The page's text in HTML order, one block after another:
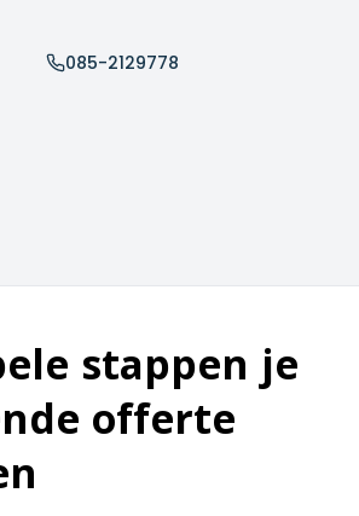
085-2129778
stappen je
offerte